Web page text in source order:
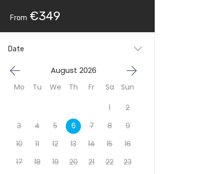
From €349
Date
August 2026
Mo Tu We Th Fr Sa Sun
1
2
3
4 5 6 7 8
9
10
11 12 13 14 15
16
17
18 19 20 21 22
23